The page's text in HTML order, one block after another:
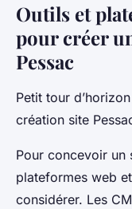
Outils et
pour créer
Pessac
Petit tour
création site
Pour concevoir un
plateformes web
considérer. Les